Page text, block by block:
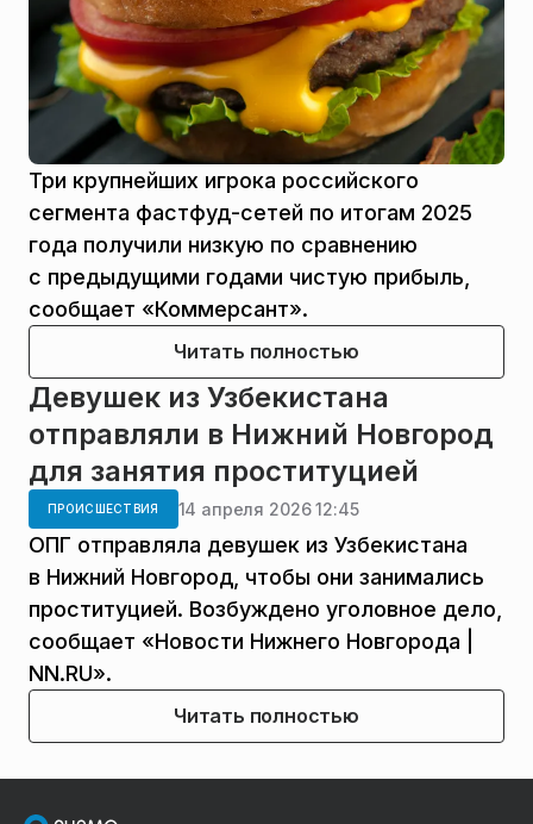
Три крупнейших игрока российского
сегмента фастфуд-сетей по итогам 2025
года получили низкую по сравнению
с предыдущими годами чистую прибыль,
сообщает «Коммерсант».
Читать полностью
Девушек из Узбекистана
отправляли в Нижний Новгород
для занятия проституцией
ПРОИСШЕСТВИЯ 14 апреля 2026 12:45
ОПГ отправляла девушек из Узбекистана
в Нижний Новгород, чтобы они занимались
проституцией. Возбуждено уголовное дело,
сообщает «Новости Нижнего Новгорода |
NN.RU».
Читать полностью